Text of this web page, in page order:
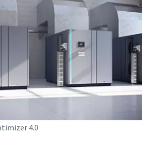
y nitrógeno para la industria
y bebidas
y la seguridad son la constante en la
que no se tiene en cuenta: el aire
libro electrónico nos centraremos en
4.0